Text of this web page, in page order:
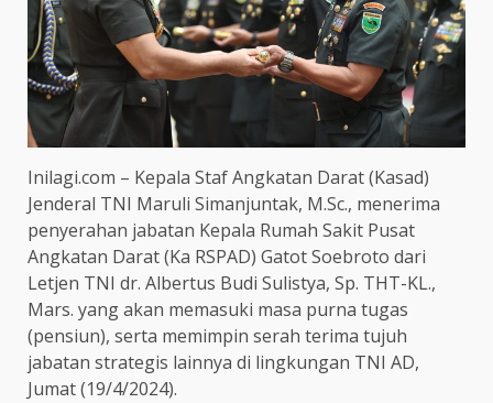
Inilagi.com – Kepala Staf Angkatan Darat (Kasad)
Jenderal TNI Maruli Simanjuntak, M.Sc., menerima
penyerahan jabatan Kepala Rumah Sakit Pusat
Angkatan Darat (Ka RSPAD) Gatot Soebroto dari
Letjen TNI dr. Albertus Budi Sulistya, Sp. THT-KL.,
Mars. yang akan memasuki masa purna tugas
(pensiun), serta memimpin serah terima tujuh
jabatan strategis lainnya di lingkungan TNI AD,
Jumat (19/4/2024).